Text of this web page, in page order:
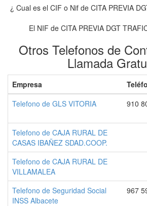
¿ Cual es el CIF o Nif de CITA PREVIA
El NIF de CITA PREVIA DGT
Otros Telefonos de
Llamada
Empresa
Telefono de GLS VITORIA
910
Telefono de CAJA RURAL DE
CASAS IBAÑEZ SDAD.COOP.
Telefono de CAJA RURAL DE
VILLAMALEA
Telefono de Seguridad Social
INSS Albacete
967